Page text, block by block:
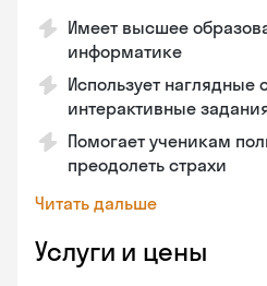
Имеет высшее
информатике
Использует наглядные
интерактивные
Помогает ученикам
преодолеть страхи
Читать дальше
Услуги и цены